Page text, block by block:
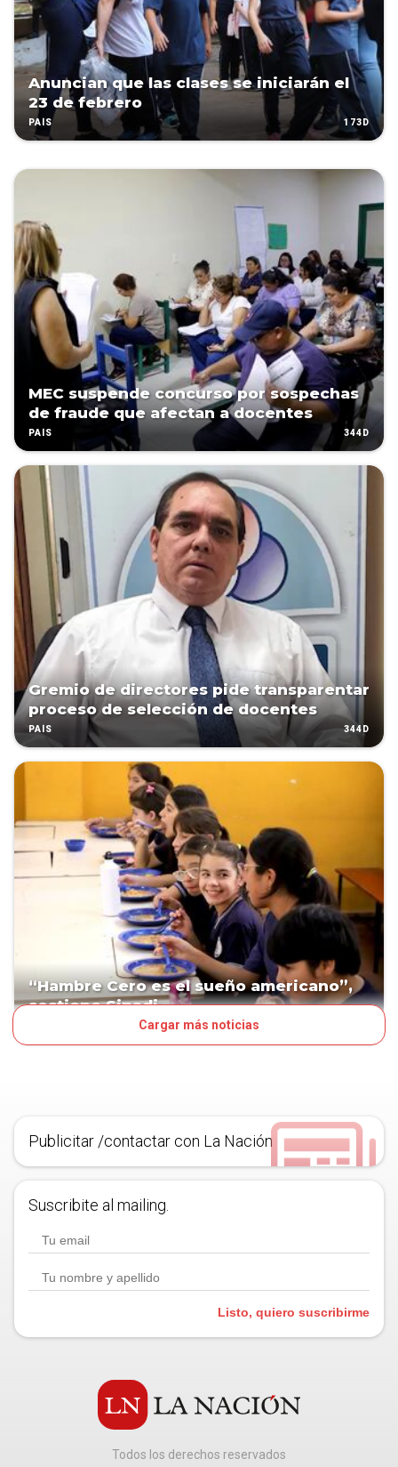
Anuncian que las clases se iniciarán el
23 de febrero
PAÍS 173D
MEC suspende concurso por sospechas
de fraude que afectan a docentes
PAÍS 344D
Gremio de directores pide transparentar
proceso de selección de docentes
PAÍS 344D
“Hambre Cero es el sueño americano”,
sostiene Sinadi
Cargar más noticias
Publicitar /contactar con La Nación
Suscribite al mailing.
Listo, quiero suscribirme
Todos los derechos reservados